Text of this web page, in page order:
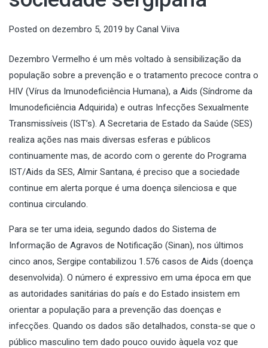
Posted on dezembro 5, 2019 by Canal Viiva
Dezembro Vermelho é um mês voltado à sensibilização da
população sobre a prevenção e o tratamento precoce contra o
HIV (Vírus da Imunodeficiência Humana), a Aids (Síndrome da
Imunodeficiência Adquirida) e outras Infecções Sexualmente
Transmissíveis (IST’s). A Secretaria de Estado da Saúde (SES)
realiza ações nas mais diversas esferas e públicos
continuamente mas, de acordo com o gerente do Programa
IST/Aids da SES, Almir Santana, é preciso que a sociedade
continue em alerta porque é uma doença silenciosa e que
continua circulando.
Para se ter uma ideia, segundo dados do Sistema de
Informação de Agravos de Notificação (Sinan), nos últimos
cinco anos, Sergipe contabilizou 1.576 casos de Aids (doença
desenvolvida). O número é expressivo em uma época em que
as autoridades sanitárias do país e do Estado insistem em
orientar a população para a prevenção das doenças e
infecções. Quando os dados são detalhados, consta-se que o
público masculino tem dado pouco ouvido àquela voz que